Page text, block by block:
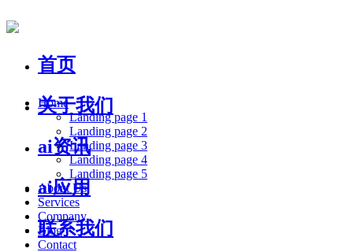
首页
关于我们
ai资讯
ai应用
联系我们
Home
Landing page 1
Landing page 2
Landing page 3
Landing page 4
Landing page 5
About Us
Services
Company
Blog
Contact